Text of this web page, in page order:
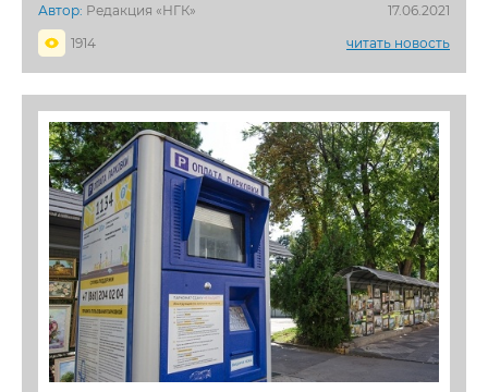
Автор: Редакция «НГК»
17.06.2021
1914
читать новость